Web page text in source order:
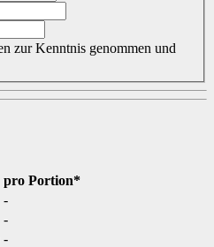
pro Portion*
-
-
-